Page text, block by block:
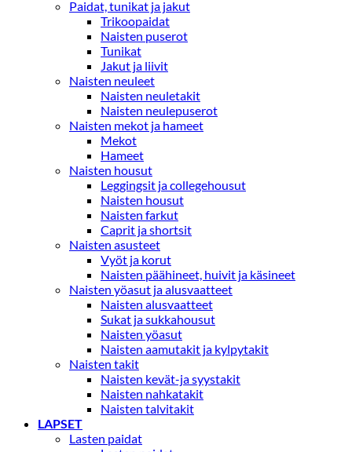
Paidat, tunikat ja jakut
Trikoopaidat
Naisten puserot
Tunikat
Jakut ja liivit
Naisten neuleet
Naisten neuletakit
Naisten neulepuserot
Naisten mekot ja hameet
Mekot
Hameet
Naisten housut
Leggingsit ja collegehousut
Naisten housut
Naisten farkut
Caprit ja shortsit
Naisten asusteet
Vyöt ja korut
Naisten päähineet, huivit ja käsineet
Naisten yöasut ja alusvaatteet
Naisten alusvaatteet
Sukat ja sukkahousut
Naisten yöasut
Naisten aamutakit ja kylpytakit
Naisten takit
Naisten kevät-ja syystakit
Naisten nahkatakit
Naisten talvitakit
LAPSET
Lasten paidat